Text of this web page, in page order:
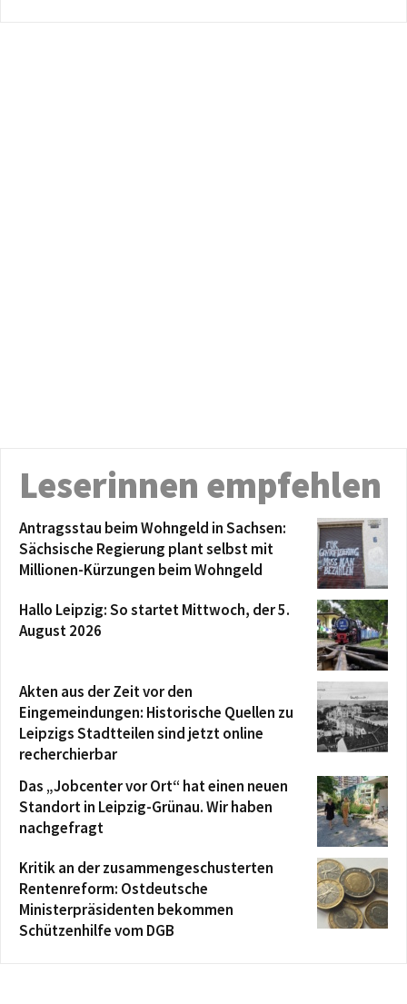
Leserinnen empfehlen
Antragsstau beim Wohngeld in Sachsen:
Sächsische Regierung plant selbst mit
Millionen-Kürzungen beim Wohngeld
Hallo Leipzig: So startet Mittwoch, der 5.
August 2026
Akten aus der Zeit vor den
Eingemeindungen: Historische Quellen zu
Leipzigs Stadtteilen sind jetzt online
recherchierbar
Das „Jobcenter vor Ort“ hat einen neuen
Standort in Leipzig-Grünau. Wir haben
nachgefragt
Kritik an der zusammengeschusterten
Rentenreform: Ostdeutsche
Ministerpräsidenten bekommen
Schützenhilfe vom DGB